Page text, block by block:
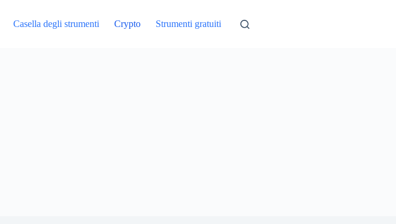
Casella degli strumenti Crypto Strumenti gratuiti